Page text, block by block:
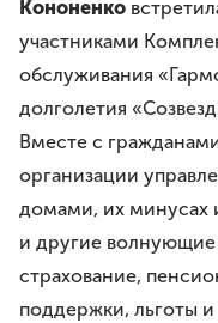
Кононенко
участниками
обслуживания
долголетия
Вместе с
организации
домами, их минусах
и другие
страхование,
поддержки, льготы